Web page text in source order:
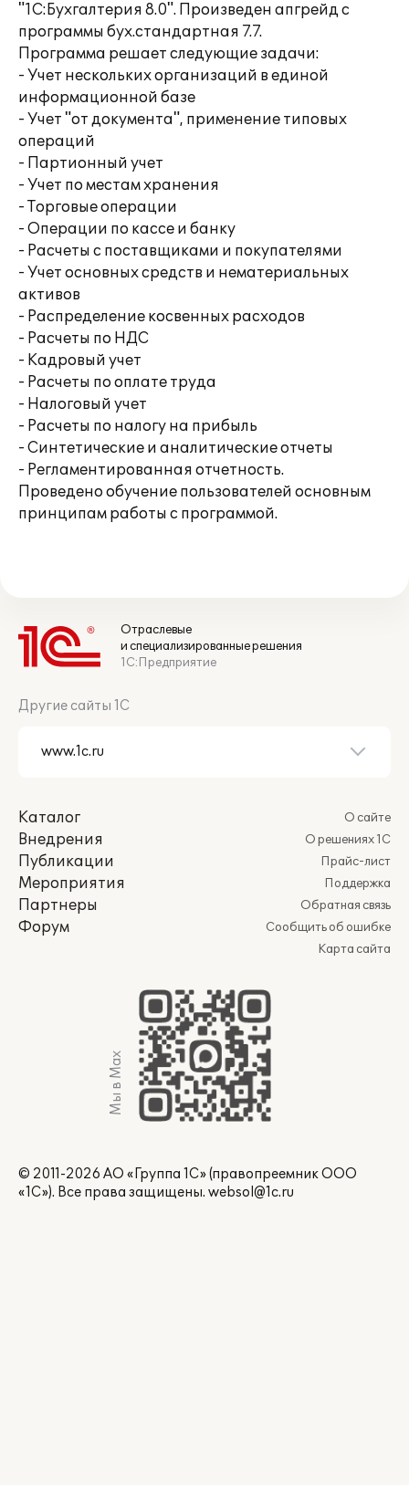
"1С:Бухгалтерия 8.0". Произведен апгрейд с
программы бух.стандартная 7.7.
Программа решает следующие задачи:
- Учет нескольких организаций в единой
информационной базе
- Учет "от документа", применение типовых
операций
- Партионный учет
- Учет по местам хранения
- Торговые операции
- Операции по кассе и банку
- Расчеты с поставщиками и покупателями
- Учет основных средств и нематериальных
активов
- Распределение косвенных расходов
- Расчеты по НДС
- Кадровый учет
- Расчеты по оплате труда
- Налоговый учет
- Расчеты по налогу на прибыль
- Синтетические и аналитические отчеты
- Регламентированная отчетность.
Проведено обучение пользователей основным
принципам работы с программой.
Отраслевые
и специализированные решения
1С:Предприятие
Другие сайты 1С
Каталог
Внедрения
Публикации
Мероприятия
Партнеры
Форум
О сайте
О решениях 1С
Прайс-лист
Поддержка
Обратная связь
Сообщить об ошибке
Карта сайта
Мы в Max
© 2011-2026 АО «Группа 1С» (правопреемник ООО
«1С»). Все права защищены. websol@1c.ru